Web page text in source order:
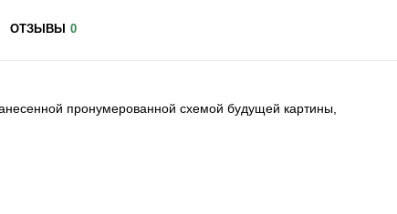
ОТЗЫВЫ 0
пронумерованной схемой будущей картины,